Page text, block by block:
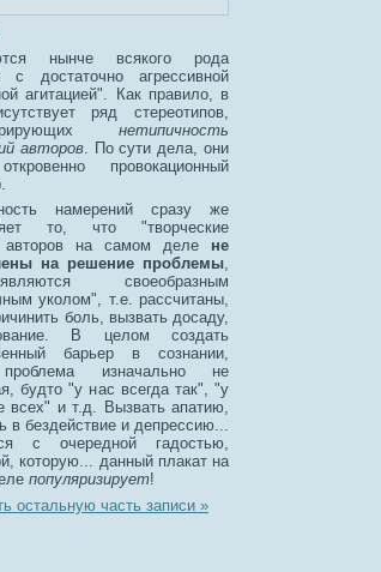
нынче всякого рода
с достаточно агрессивной
агитацией". Как правило, в
ряд стереотипов,
нетипичность
авторов. По сути дела, они
провокационный
намерений сразу же
то, что "творческие
авторов на самом деле не
на решение проблемы,
своеобразным
уколом", т.е. рассчитаны,
боль, вызвать досаду,
В целом создать
барьер в сознании,
изначально не
будто "у нас всегда так", "у
всех" и т.д. Вызвать апатию,
в бездействие и депрессию...
с очередной гадостью,
которую... данный плакат на
популяризирует!
остальную часть записи »